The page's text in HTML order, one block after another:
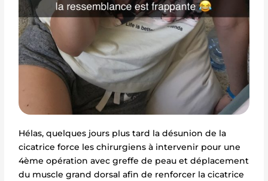
Hélas, quelques jours plus tard la désunion de la
cicatrice force les chirurgiens à intervenir pour une
4ème opération avec greffe de peau et déplacement
du muscle grand dorsal afin de renforcer la cicatrice